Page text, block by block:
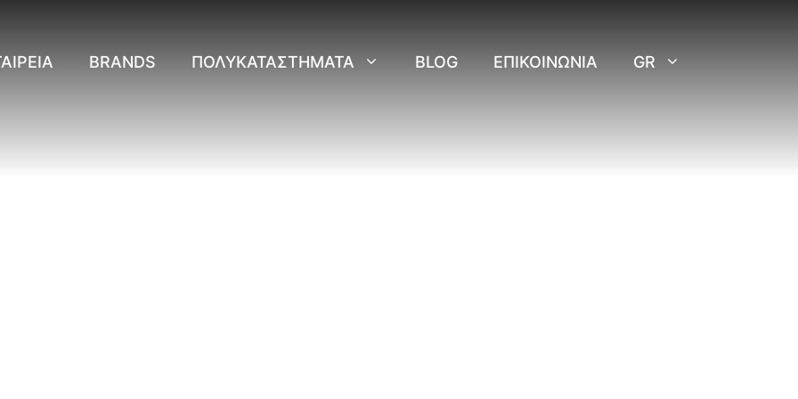
BRANDS ΠΟΛΥΚΑΤΑΣΤΉΜΑΤΑ BLOG ΕΠΙΚΟΙΝΩΝΊΑ GR